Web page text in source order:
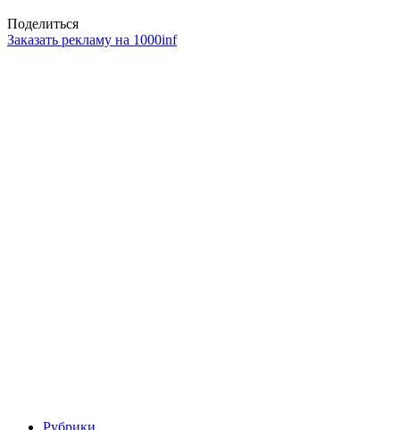
Поделиться
Заказать рекламу на 1000inf